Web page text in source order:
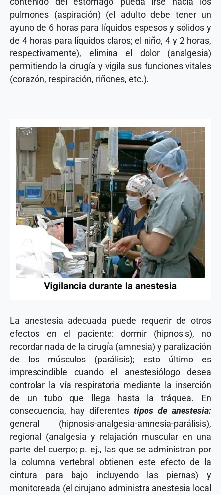
pulmones (aspiración) (el adulto debe tener un
ayuno de 6 horas para líquidos espesos y sólidos y
de 4 horas para líquidos claros; el niño, 4 y 2 horas,
respectivamente), elimina el dolor (analgesia)
permitiendo la cirugía y vigila sus funciones vitales
(corazón, respiración, riñones, etc.).
La anestesia adecuada puede requerir de otros
efectos en el paciente: dormir (hipnosis), no
recordar nada de la cirugía (amnesia) y paralización
de los músculos (parálisis); esto último es
imprescindible cuando el anestesiólogo desea
controlar la vía respiratoria mediante la inserción
de un tubo que llega hasta la tráquea. En
consecuencia, hay diferentes tipos de anestesia:
general (hipnosis-analgesia-amnesia-parálisis),
regional (analgesia y relajación muscular en una
parte del cuerpo; p. ej., las que se administran por
la columna vertebral obtienen este efecto de la
cintura para bajo incluyendo las piernas) y
monitoreada (el cirujano administra anestesia local